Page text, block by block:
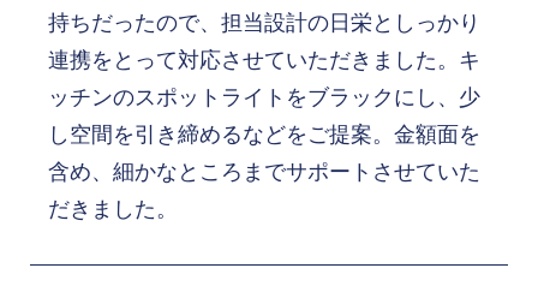
持ちだったので、担当設計の日栄としっかり
連携をとって対応させていただきました。キ
ッチンのスポットライトをブラックにし、少
し空間を引き締めるなどをご提案。金額面を
含め、細かなところまでサポートさせていた
だきました。